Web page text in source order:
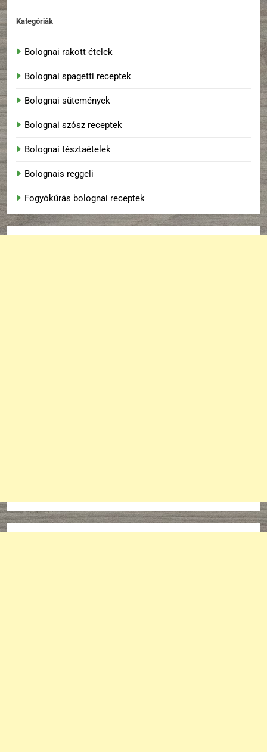
Kategóriák
Bolognai rakott ételek
Bolognai spagetti receptek
Bolognai sütemények
Bolognai szósz receptek
Bolognai tésztaételek
Bolognais reggeli
Fogyókúrás bolognai receptek